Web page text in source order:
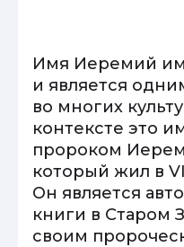
Имя Иеремий
и является
во многих
контексте это
пророком
который жил в
Он является
книги в Старом
своим